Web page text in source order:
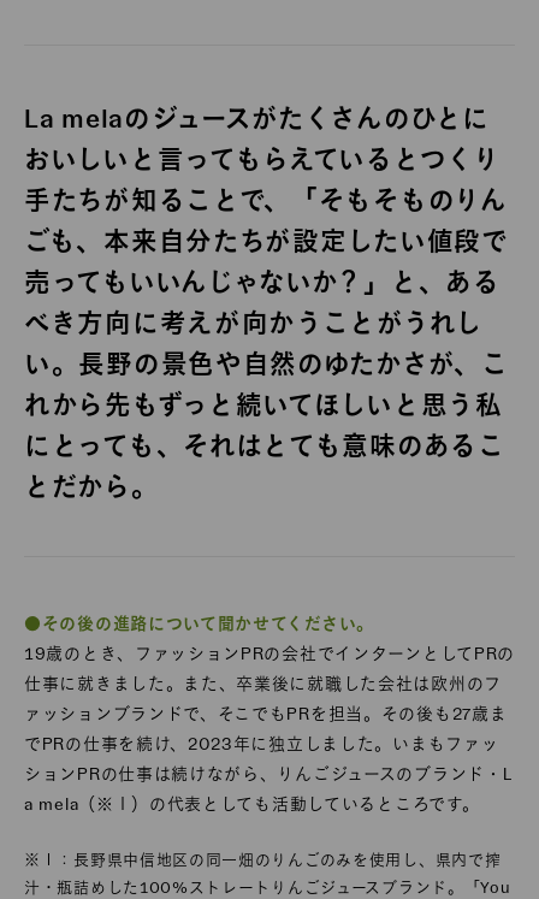
La melaのジュースがたくさんのひとに
おいしいと言ってもらえているとつくり
手たちが知ることで、「そもそものりん
ごも、本来自分たちが設定したい値段で
売ってもいいんじゃないか？」と、ある
べき方向に考えが向かうことがうれし
い。長野の景色や自然のゆたかさが、こ
れから先もずっと続いてほしいと思う私
にとっても、それはとても意味のあるこ
とだから。
●その後の進路について聞かせてください。
19歳のとき、ファッションPRの会社でインターンとしてPRの
仕事に就きました。また、卒業後に就職した会社は欧州のフ
ァッションブランドで、そこでもPRを担当。その後も27歳ま
でPRの仕事を続け、2023年に独立しました。いまもファッ
ションPRの仕事は続けながら、りんごジュースのブランド・L
a mela（※１）の代表としても活動しているところです。
※１：長野県中信地区の同一畑のりんごのみを使用し、県内で搾
汁・瓶詰めした100%ストレートりんごジュースブランド。「You